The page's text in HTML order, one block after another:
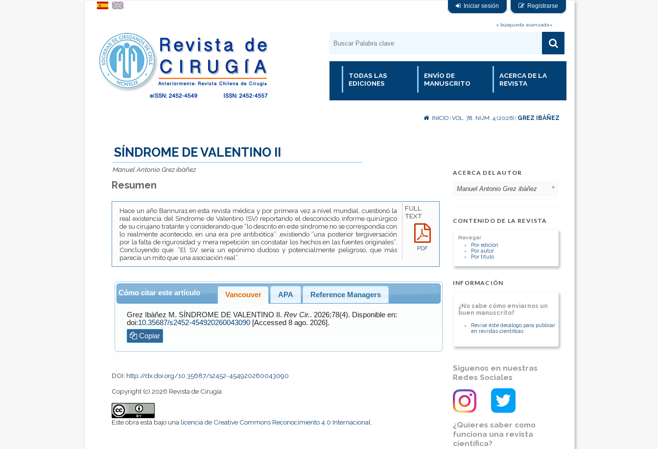
Iniciar sesión Registrarse
» búsqueda avanzada«
TODAS LAS
EDICIONES
ENVÍO DE
MANUSCRITO
ACERCA DE LA
REVISTA
INICIO VOL. 78, NÚM. 4 (2026) GREZ IBÀÑEZ
ACERCA DEL AUTOR
Manuel Antonio Grez ibàñez
Curicò
Servicio se Cirugía :Cirujano tratante
Servicio de Urgencia:Cirujano articulo
44 hrs.
[Ver otros artículos de este autor]
CONTENIDO DE LA REVISTA
Navegar
Por edición
Por autor
Por título
INFORMACIÓN
¿No sabe cómo enviarnos un
buen manuscrito?
Revise éste decálogo para publicar
en revistas científicas
Síguenos en nuestras
Redes Sociales
¿Quieres saber como
funciona una revista
científica?
SÍNDROME DE VALENTINO II
Manuel Antonio Grez ibàñez
Resumen
FULL
TEXT
PDF
Hace un año Bannura1,en esta revista médica y por primera vez a nivel mundial, cuestionó la
real existencia del Sindrome de Valentino (SV) reportando el desconocido informe quirúrgico
de su cirujano tratante y considerando que “lo descrito en este síndrome no se correspondía con
lo realmente acontecido, en una era pre antibiótica” ,existiendo “una posterior tergiversación
por la falta de rigurosidad y mera repetición sin constatar los hechos en las fuentes originales”.
Concluyendo que: “El SV sería un epónimo dudoso y potencialmente peligroso, que más
parecía un mito que una asociación real”.
Cómo citar este artículo Vancouver APA Reference Managers
Grez Ibàñez M. SÍNDROME DE VALENTINO II. Rev Cir.. 2026;78(4). Disponible en:
doi:10.35687/s2452-454920260043090
[Accessed 8 ago. 2026].
Copiar
DOI: http://dx.doi.org/10.35687/s2452-454920260043090
Copyright (c) 2026 Revista de Cirugía
Este obra está bajo una licencia de Creative Commons Reconocimiento 4.0 Internacional.